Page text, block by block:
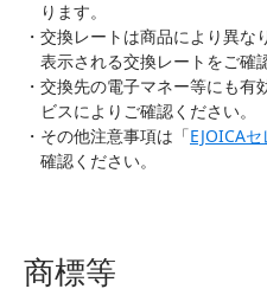
ります。
交換レートは商品により異な
表示される交換レートをご確
交換先の電子マネー等にも有
ビスによりご確認ください。
その他注意事項は「EJOICA
確認ください。
商標等